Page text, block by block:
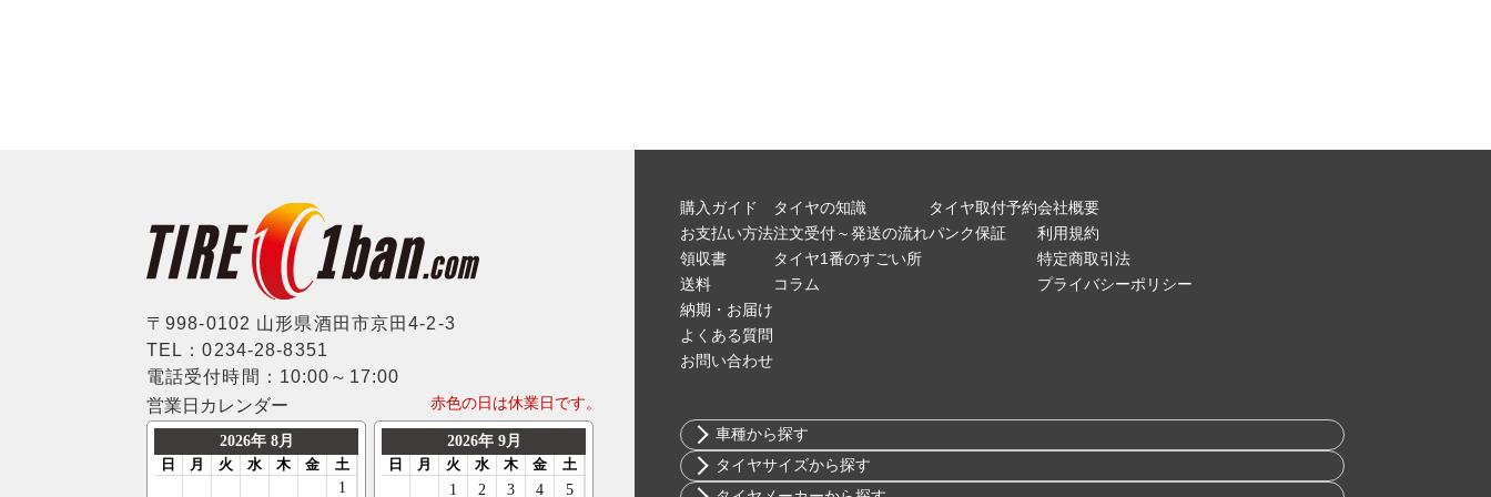
〒998-0102 山形県酒田市京田4-2-3
TEL：0234-28-8351
電話受付時間：10:00～17:00
営業日カレンダー
赤色の日は休業日です。
購入ガイド
お支払い方法
領収書
送料
納期・お届け
よくある質問
お問い合わせ
タイヤの知識
注文受付～発送の流れ
タイヤ1番のすごい所
コラム
タイヤ取付予約
パンク保証
会社概要
利用規約
特定商取引法
プライバシーポリシー
車種から探す
トヨタ
ニッサン
タイヤサイズから探す
10インチ